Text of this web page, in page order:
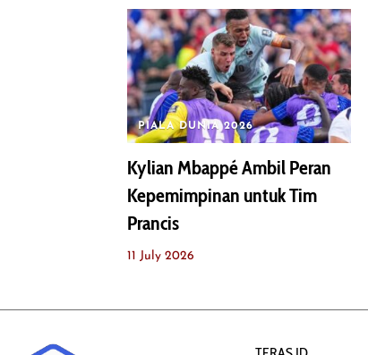
PIALA DUNIA 2026
Kylian Mbappé Ambil Peran
Kepemimpinan untuk Tim
Prancis
11 July 2026